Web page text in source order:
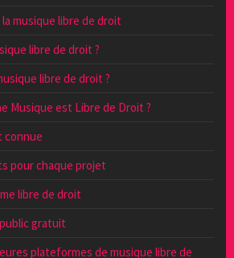
musique libre de droit
libre de droit ?
libre de droit ?
Musique est Libre de Droit ?
connue
pour chaque projet
libre de droit
gratuit
plateformes de musique libre de